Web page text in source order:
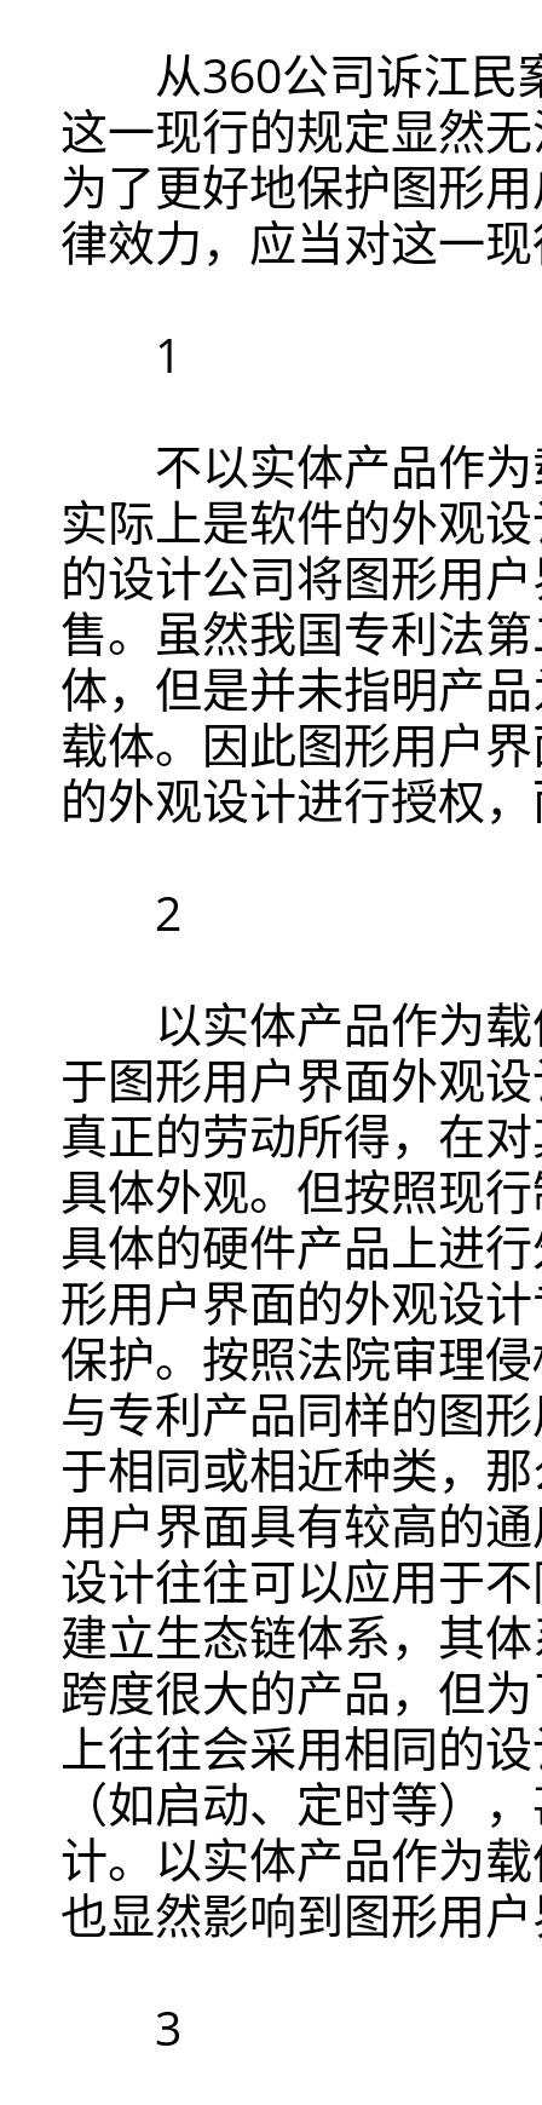
从360公司诉江民
这一现行的规定显然
为了更好地保护图形
律效力，应当对这一
1
不以实体产品作为
实际上是软件的外观
的设计公司将图形用
售。虽然我国专利法
体，但是并未指明产
载体。因此图形用户
的外观设计进行授权
2
以实体产品作为载
于图形用户界面外观
真正的劳动所得，在
具体外观。但按照现
具体的硬件产品上进
形用户界面的外观设
保护。按照法院审理
与专利产品同样的图
于相同或相近种类，
用户界面具有较高的
设计往往可以应用于
建立生态链体系，其
跨度很大的产品，但
上往往会采用相同的
（如启动、定时等）
计。以实体产品作为
也显然影响到图形用
3